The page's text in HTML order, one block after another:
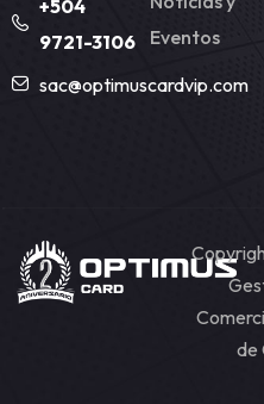
+504
9721-3106
sac@optimuscardvip.com
Eventos
de